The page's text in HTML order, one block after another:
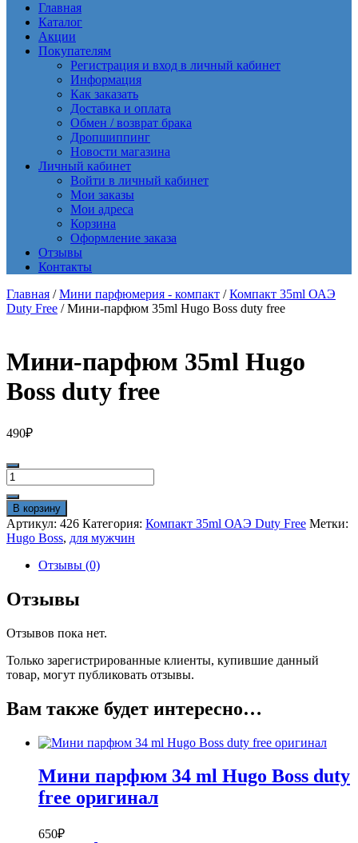
Главная
Каталог
Акции
Покупателям
Регистрация и вход в личный кабинет
Информация
Как заказать
Доставка и оплата
Обмен / возврат брака
Дропшиппинг
Новости магазина
Личный кабинет
Войти в личный кабинет
Мои заказы
Мои адреса
Корзина
Оформление заказа
Отзывы
Контакты
Главная /Мини парфюмерия - компакт /Компакт 35ml ОАЭ
Duty Free / Мини-парфюм 35ml Hugo Boss duty free
Мини-парфюм 35ml Hugo
Boss duty free
490₽
Количество
товара
Мини-
парфюм
35ml
Hugo
Boss
free
В корзину
Артикул: 426 Категория: Компакт 35ml ОАЭ Duty Free Метки:
Hugo Boss, для мужчин
Отзывы (0)
Отзывы
Отзывов пока нет.
Только зарегистрированные клиенты, купившие данный
товар, могут публиковать отзывы.
Вам также будет интересно…
Мини парфюм 34 ml Hugo Boss duty
free оригинал
650₽